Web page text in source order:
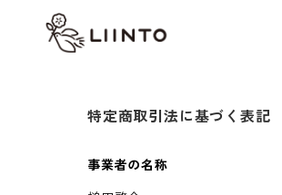
特定商取引法に基づく表記
事業者の名称